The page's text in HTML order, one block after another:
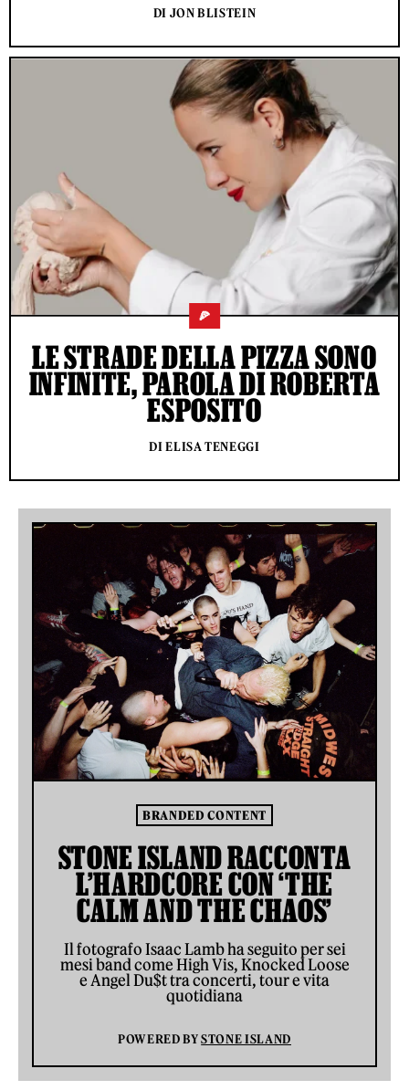
DI JON BLISTEIN
🍕
LE STRADE DELLA PIZZA SONO
INFINITE, PAROLA DI ROBERTA
ESPOSITO
DI ELISA TENEGGI
BRANDED CONTENT
STONE ISLAND RACCONTA
L’HARDCORE CON ‘THE
CALM AND THE CHAOS’
Il fotografo Isaac Lamb ha seguito per sei
mesi band come High Vis, Knocked Loose
e Angel Du$t tra concerti, tour e vita
quotidiana
POWERED BYSTONE ISLAND